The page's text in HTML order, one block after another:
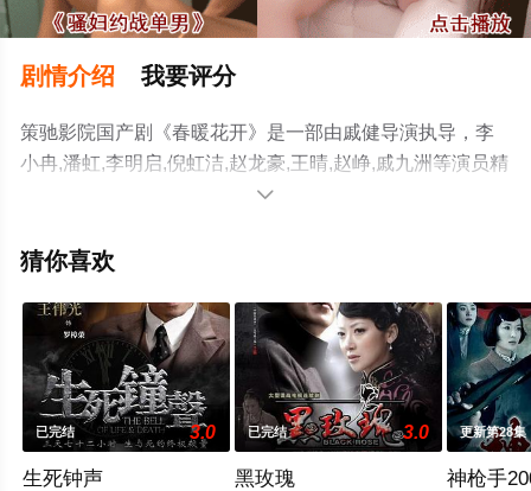
剧情介绍 我要评分
策驰影院国产剧《春暖花开》是一部由戚健导演执导，李
小冉,潘虹,李明启,倪虹洁,赵龙豪,王晴,赵峥,戚九洲等演员精
彩演绎的中国大陆电视剧，大结局剧情已揭晓（1-33全
驰电影网，更多相关信息可移步至豆瓣电视剧、电视猫或

猜你喜欢
已完结 3.0
生死钟声
已完结 3.0
黑玫瑰
更新第28集
神枪手